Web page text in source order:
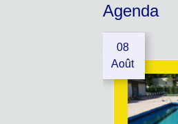
Agenda
08
Août